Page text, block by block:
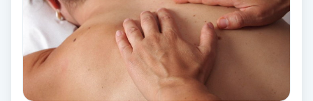
Keratinbehandling
Kinesiologi